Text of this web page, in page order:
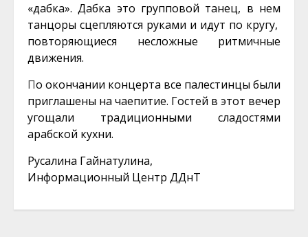
«дабка». Дабка это групповой танец, в нем
танцоры сцепляются руками и идут по кругу,
повторяющиеся несложные ритмичные
движения.
По окончании концерта все палестинцы были
приглашены на чаепитие. Гостей в этот вечер
угощали традиционными сладостями
арабской кухни.
Русалина Гайнатулина,
Информационный Центр ДДнТ